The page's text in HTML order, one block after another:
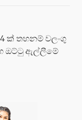
ක් තහනම් වලංගු
ඔට්ටු ඇල්ලීමේ